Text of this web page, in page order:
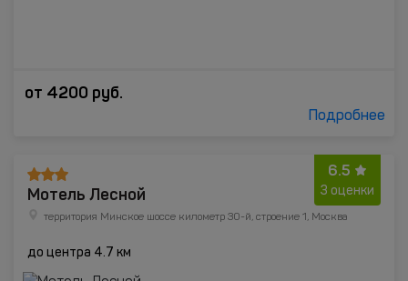
от 4200 руб.
Подробнее
6.5
3 оценки
Мотель Лесной
территория Минское шоссе километр 30-й, строение 1, Москва
до центра 4.7 км